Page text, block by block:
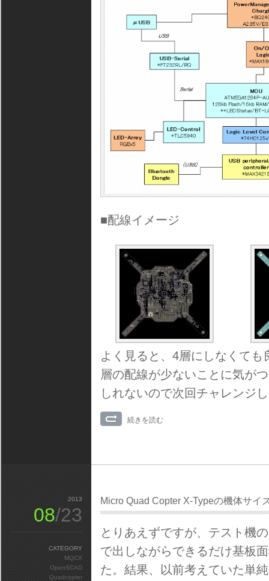
■配線イメージ
よく見ると、4層にしなくて
層の配線が少ないことに気が
しれないので次回チャレンジ
続きを読む
Micro Quad Copter X-Typeの機体サイ
とりあえずですが、テスト機
で出しながらできるだけ基板
た。結果、以前考えていた単
2013
08/23
CATEGORY
MQCX
OpenSCAD
Quadcopter